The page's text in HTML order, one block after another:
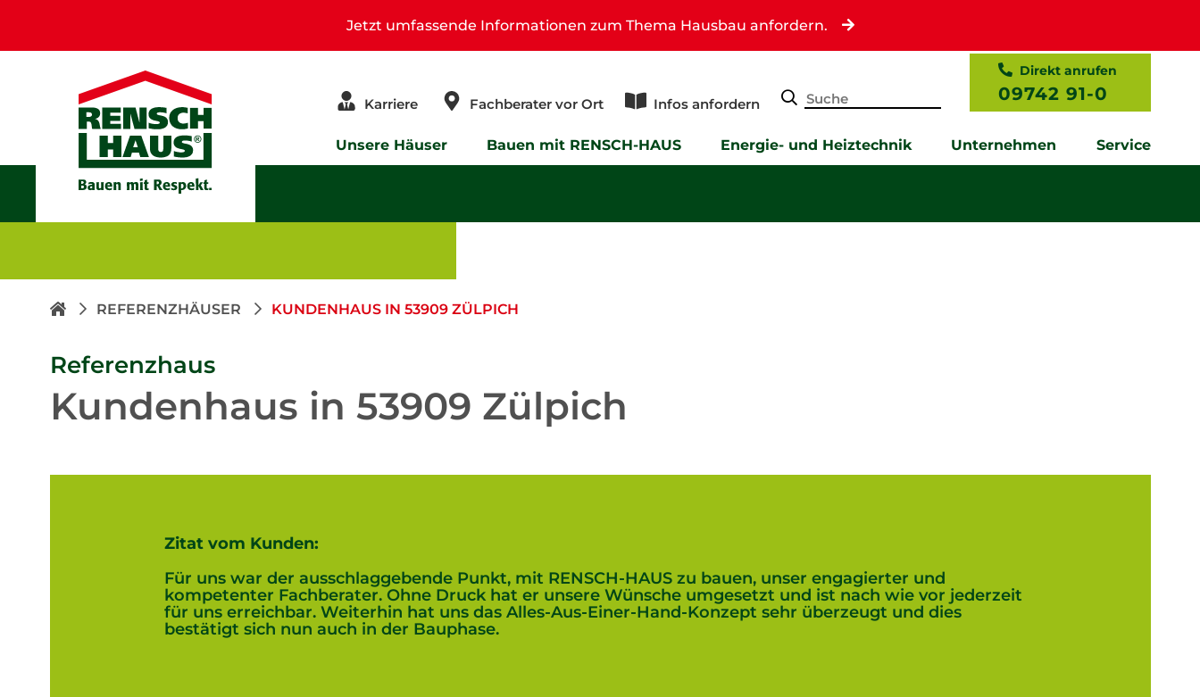
Jetzt umfassende Informationen zum Thema Hausbau anfordern.
Karriere Fachberater vor Ort Infos anfordern
Direkt anrufen
09742 91-0
Unsere Häuser Bauen mit RENSCH-HAUS Energie- und Heiztechnik Unternehmen Service
REFERENZHÄUSER KUNDENHAUS IN 53909 ZÜLPICH
Referenzhaus
Kundenhaus in 53909 Zülpich
Zitat vom Kunden:
Für uns war der ausschlaggebende Punkt, mit RENSCH-HAUS zu bauen, unser engagierter und
kompetenter Fachberater. Ohne Druck hat er unsere Wünsche umgesetzt und ist nach wie vor jederzeit
für uns erreichbar. Weiterhin hat uns das Alles-Aus-Einer-Hand-Konzept sehr überzeugt und dies
bestätigt sich nun auch in der Bauphase.